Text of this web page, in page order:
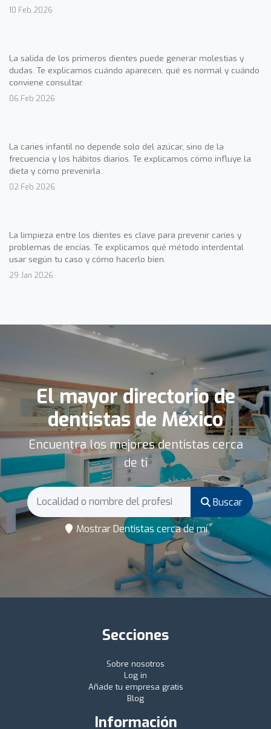
10 Feb 2026
La salida de los primeros dientes puede generar molestias y
dudas. Te explicamos cuándo aparecen, qué es normal y cuándo
conviene consultar.
06 Feb 2026
La caries infantil no depende solo del azúcar, sino de la
frecuencia y los hábitos diarios. Te explicamos cómo influye la
dieta y cómo prevenirla.
02 Feb 2026
La limpieza entre los dientes es clave para prevenir caries y
problemas de encías. Te explicamos qué método interdental
usar según tu caso y cómo hacerlo bien.
29 Jan 2026
El mayor directorio de
dentistas de México
Encuentra los mejores dentistas cerca
de ti
Buscar
Mostrar Dentistas cerca de mí
Secciones
Sobre nosotros
Log in
Añade tu empresa gratis
Blog
Información